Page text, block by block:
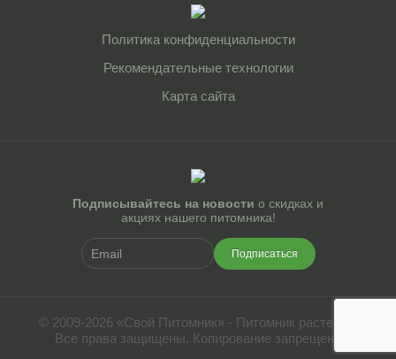
Политика конфиденциальности
Рекомендательные технологии
Карта сайта
Подписывайтесь на новости о скидках и
акциях нашего питомника!
Подписаться
© 2009-2026 «Свой Питомник» - Питомник растений.
Все права защищены. Копирование запрещено